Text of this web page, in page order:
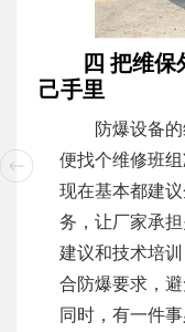
四 把维
己手里
防爆设备
便找个维修班
现在基本都建
务，让厂家承
建议和技术培
合防爆要求，
同时，有一件